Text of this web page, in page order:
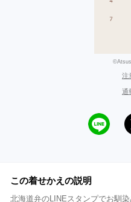
注
通
この着せかえの説明
北海道弁のLINEスタンプでお馴